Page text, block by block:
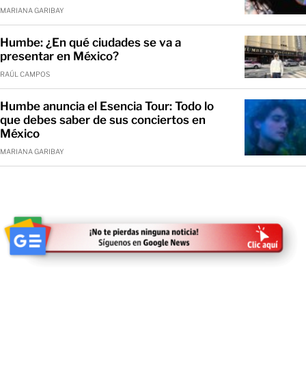
MARIANA GARIBAY
Humbe: ¿En qué ciudades se va a
presentar en México?
RAÚL CAMPOS
Humbe anuncia el Esencia Tour: Todo lo
que debes saber de sus conciertos en
México
MARIANA GARIBAY